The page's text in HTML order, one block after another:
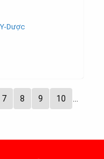
Y-Dược
7 8 9 10